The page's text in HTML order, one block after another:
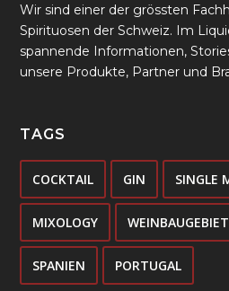
Wir sind einer der grössten
Spirituosen der Schweiz. Im
spannende Informationen,
unsere Produkte, Partner und
TAGS
COCKTAIL GIN SINGLE
MIXOLOGY WEINBAUGEBIET
SPANIEN PORTUGAL